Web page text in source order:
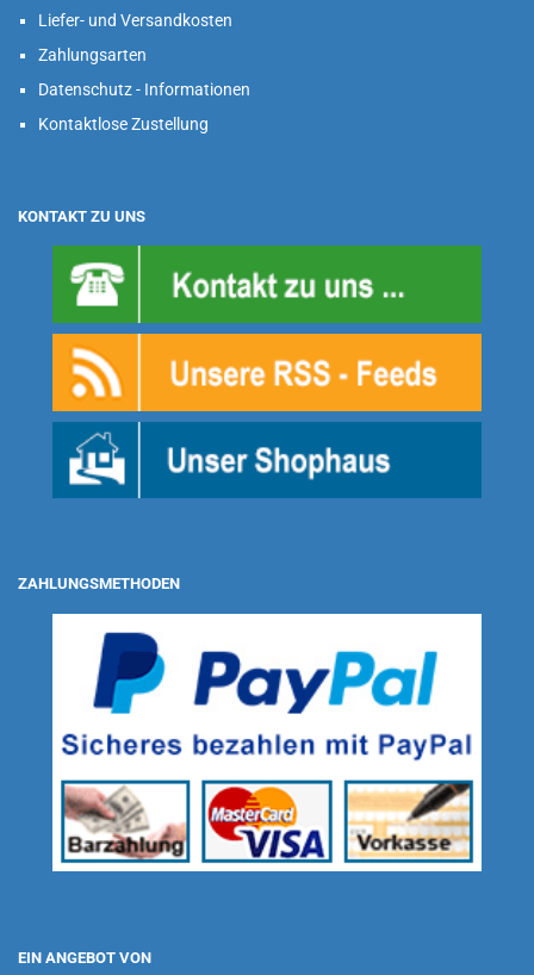
Liefer- und Versandkosten
Zahlungsarten
Datenschutz - Informationen
Kontaktlose Zustellung
KONTAKT ZU UNS
ZAHLUNGSMETHODEN
EIN ANGEBOT VON